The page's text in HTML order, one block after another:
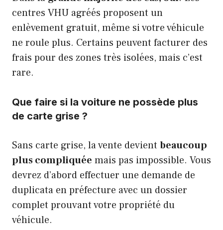
centres VHU agréés proposent un
enlèvement gratuit, même si votre véhicule
ne roule plus. Certains peuvent facturer des
frais pour des zones très isolées, mais c’est
rare.
Que faire si la voiture ne possède plus
de carte grise ?
Sans carte grise, la vente devient beaucoup
plus compliquée mais pas impossible. Vous
devrez d’abord effectuer une demande de
duplicata en préfecture avec un dossier
complet prouvant votre propriété du
véhicule.